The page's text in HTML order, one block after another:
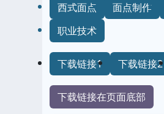
西式面点
面点制作
职业技术
下载链接1 下载链接2
下载链接在页面底部